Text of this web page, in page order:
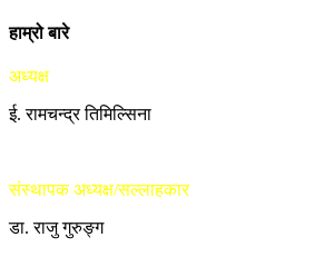
हाम्रो बारे
अध्यक्ष
ई. रामचन्द्र तिमिल्सिना
संस्थापक अध्यक्ष/सल्लाहकार
डा. राजु गुरुङ्ग